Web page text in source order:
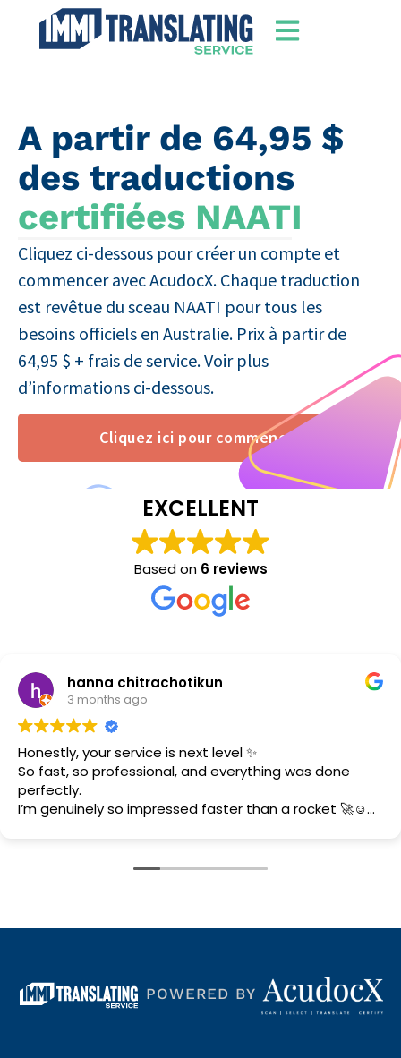
A partir de 64,95 $
des traductions
certifiées NAATI
Cliquez ci-dessous pour créer un compte et
commencer avec AcudocX. Chaque traduction
est revêtue du sceau NAATI pour tous les
besoins officiels en Australie. Prix à partir de
64,95 $ + frais de service. Voir plus
d’informations ci-dessous.
Cliquez ici pour commencer
EXCELLENT
Based on 6 reviews
was done
than a rocket 🚀☺️
Patumvadee
“Quick and excellent service.
within 1 hour.”
POWERED BY